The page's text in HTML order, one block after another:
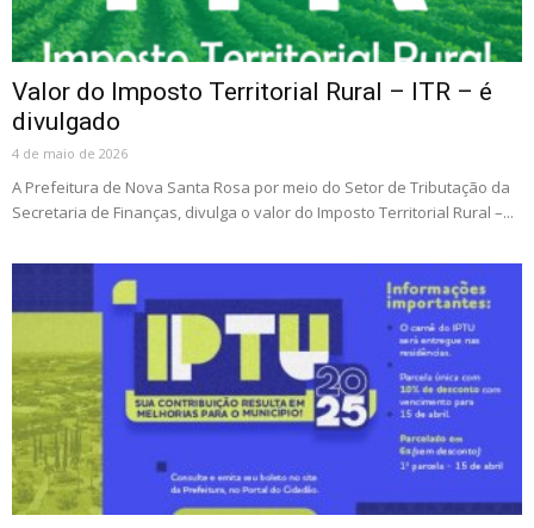
Valor do Imposto Territorial Rural – ITR – é
divulgado
4 de maio de 2026
A Prefeitura de Nova Santa Rosa por meio do Setor de Tributação da
Secretaria de Finanças, divulga o valor do Imposto Territorial Rural –...